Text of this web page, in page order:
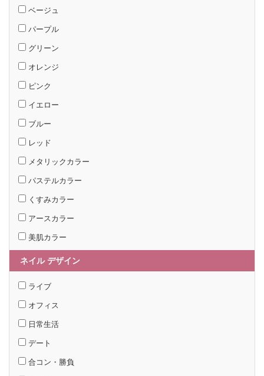
ベージュ
パープル
グリーン
オレンジ
ピンク
イエロー
ブルー
レッド
メタリックカラー
パステルカラー
くすみカラー
アースカラー
美肌カラー
ネイル デザイン
ライブ
オフィス
日常生活
デート
合コン・勝負